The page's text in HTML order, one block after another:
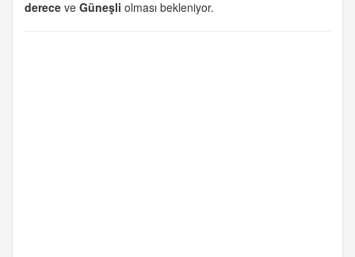
derece ve Güneşli olması bekleniyor.